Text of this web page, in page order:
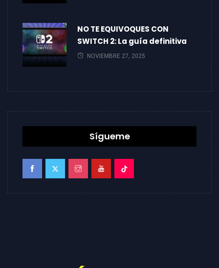
NO TE EQUIVOQUES CON
SWITCH 2: La guía definitiva
NOVIEMBRE 27, 2025
Sígueme